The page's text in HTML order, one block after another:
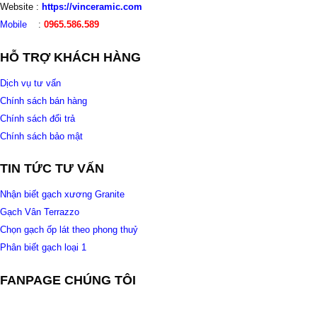
Website : https://vinceramic.com
Mobile : 0965.586.589
HỖ TRỢ KHÁCH HÀNG
Dịch vụ tư vấn
Chính sách bán hàng
Chính sách đổi trả
Chính sách bảo mật
TIN TỨC TƯ VẤN
Nhận biết gạch xương Granite
Gạch Vân Terrazzo
Chọn gạch ốp lát theo phong thuỷ
Phân biết gạch loại 1
FANPAGE CHÚNG TÔI